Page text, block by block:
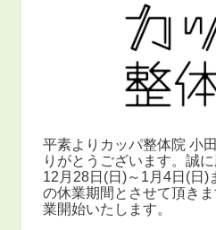
平素よりカッパ整体院 小
りがとうございます。誠
12月28日(日)～1月4日(日)
の休業期間とさせて頂き
業開始いたします。